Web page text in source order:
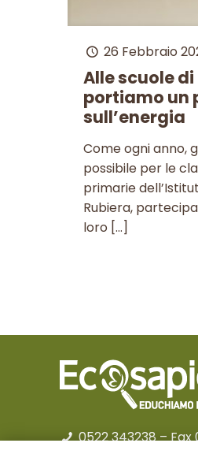
26 Febbraio
Alle scuole
portiamo un
sull’energia
Come ogni anno,
possibile per le
primarie
Rubiera,
loro […]
0522 343238– Fax